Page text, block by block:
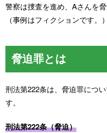
警察は捜査を進め、Aさんを
（事例はフィクションです。）
脅迫罪とは
刑法第222条は、脅迫罪につ
す。
刑法第222条（脅迫）